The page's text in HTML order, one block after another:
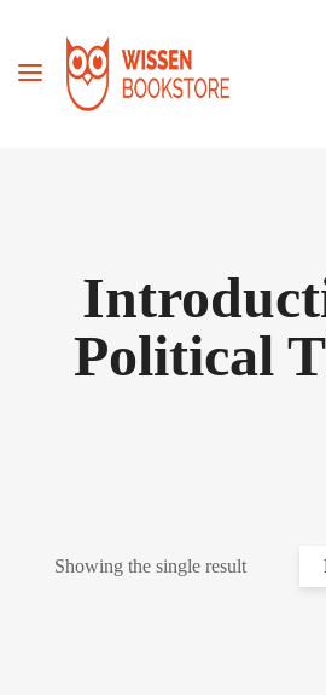
Political
Showing the single result